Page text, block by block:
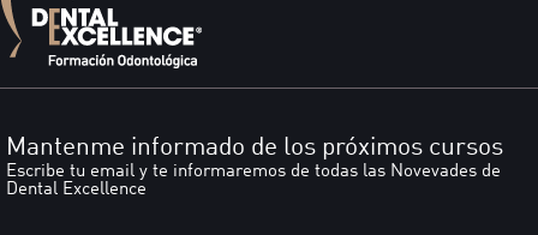
Mantenme informado de los próximos cursos
Escribe tu email y te informaremos de todas las Novevades de
Dental Excellence